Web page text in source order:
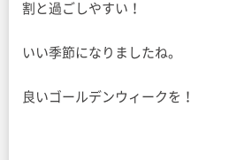
割と過ごしやすい！
いい季節になりましたね。
良いゴールデンウィークを！